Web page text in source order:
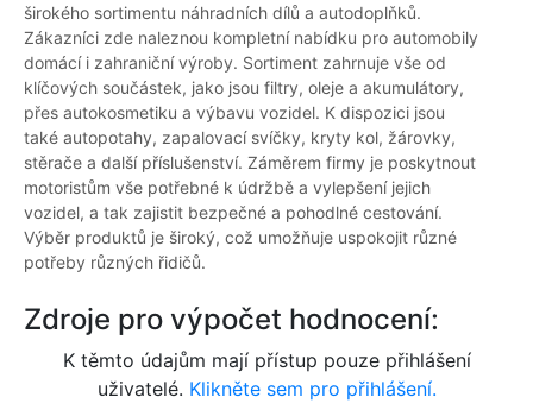
širokého sortimentu náhradních dílů a autodoplňků.
Zákazníci zde naleznou kompletní nabídku pro automobily
domácí i zahraniční výroby. Sortiment zahrnuje vše od
klíčových součástek, jako jsou filtry, oleje a akumulátory,
přes autokosmetiku a výbavu vozidel. K dispozici jsou
také autopotahy, zapalovací svíčky, kryty kol, žárovky,
stěrače a další příslušenství. Záměrem firmy je poskytnout
motoristům vše potřebné k údržbě a vylepšení jejich
vozidel, a tak zajistit bezpečné a pohodlné cestování.
Výběr produktů je široký, což umožňuje uspokojit různé
potřeby různých řidičů.
Zdroje pro výpočet hodnocení:
K těmto údajům mají přístup pouze přihlášení
uživatelé. Klikněte sem pro přihlášení.